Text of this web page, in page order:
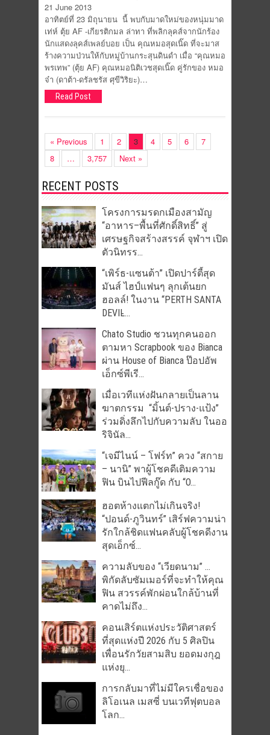
21 June 2013
อาทิตย์ที่ 23 มิถุนายน นี้ พบกับมาดใหม่ของหนุ่มมาด
เท่ห์ ตุ้ย AF -เกียรติกมล ล่าทา ที่พลิกลุคส์จากนักร้อง
นักแสดงลุคส์เพลย์บอย เป็น คุณหมอสุดเนิ๊ด ที่จะมาส
ร้างความป่วนให้กับหมู่บ้านกระสุนดินดำ เมื่อ “คุณหมอ
พรเทพ” (ตุ้ย AF) คุณหมอนิติเวชสุดเนิ๊ด คู่รักของ หมอ
จ๋า (ดาต้า-ดรัลชรัส ศุขีวิริยะ)…
Read Post
« Previous 1 2 3 4 5 6
7
8
… 3,757 Next »
RECENT POSTS
โครงการมรดกเมืองสามัญ
“อาหาร–พื้นที่ศักดิ์สิทธิ์” สู่
เศรษฐกิจสร้างสรรค์ จุฬาฯ เปิด
ตัวนิทรร...
“เพิร์ธ-แซนต้า” เปิดปาร์ตี้สุด
มันส์ ไฮป์แฟนๆ ลุกเต้นยก
ฮอลล์! ในงาน “PERTH SANTA
DEVIL̵...
Chato Studio ชวนทุกคนออก
ตามหา Scrapbook ของ Bianca
ผ่าน House of Bianca ป๊อปอัพ
เอ็กซ์พีเรี...
เมื่อเวทีแห่งฝันกลายเป็นลาน
ฆาตกรรม “มิ้นต์-ปราง-แป้ง”
ร่วมดิ่งลึกไปกับความลับ ในออ
ริจินัล...
“เจมีไนน์ – โฟร์ท” ควง “สกาย
– นานิ” พาผู้โชคดีเติมความ
ฟิน บินไปฟีลกู๊ด กับ “O...
ฮอตห้างแตกไม่เกินจริง!
“ปอนด์-ภูวินทร์” เสิร์ฟความน่า
รักใกล้ชิดแฟนคลับผู้โชคดีงาน
สุดเอ็กซ์...
ความลับของ “เวียดนาม” …
พิกัดลับซัมเมอร์ที่จะทำให้คุณ
ฟิน สวรรค์พักผ่อนใกล้บ้านที่
คาดไม่ถึง...
คอนเสิร์ตแห่งประวัติศาสตร์
ที่สุดแห่งปี 2026 กับ 5 ศิลปิน
เพื่อนรักวัยสามสิบ ยอดมงกุฎ
แห่งยุ...
การกลับมาที่ไม่มีใครเชื่อของ
ลิโอเนล เมสซี่ บนเวทีฟุตบอล
โลก...